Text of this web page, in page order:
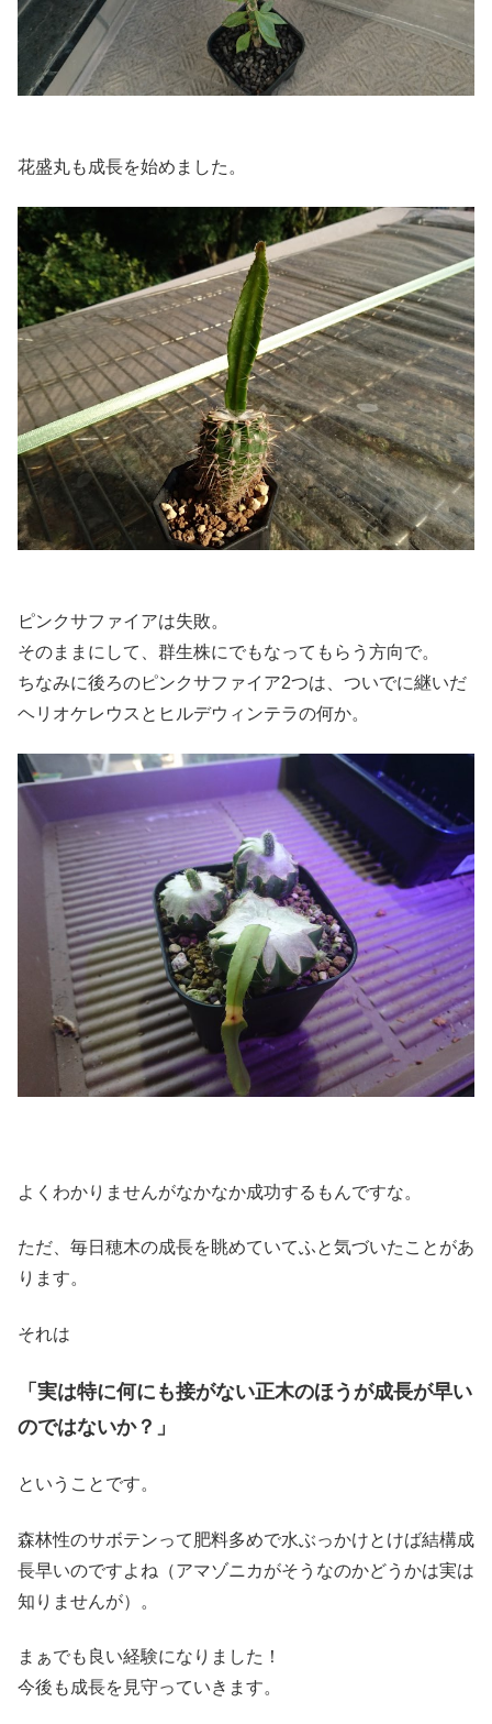
花盛丸も成長を始めました。
ピンクサファイアは失敗。
そのままにして、群生株にでもなってもらう方向で。
ちなみに後ろのピンクサファイア2つは、ついでに継いだ
ヘリオケレウスとヒルデウィンテラの何か。
よくわかりませんがなかなか成功するもんですな。
ただ、毎日穂木の成長を眺めていてふと気づいたことがあ
ります。
それは
「実は特に何にも接がない正木のほうが成長が早い
のではないか？」
ということです。
森林性のサボテンって肥料多めで水ぶっかけとけば結構成
長早いのですよね（アマゾニカがそうなのかどうかは実は
知りませんが）。
まぁでも良い経験になりました！
今後も成長を見守っていきます。